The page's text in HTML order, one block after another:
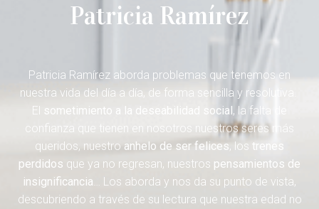
Patricia Ramírez
Patricia Ramírez aborda problemas que tenemos en
nuestra vida del día a día, de forma sencilla y resolutiva.
El sometimiento a la deseabilidad social, la falta de
confianza que tienen en nosotros nuestros seres más
queridos, nuestro anhelo de ser felices, los trenes
perdidos que ya no regresan, nuestros pensamientos de
insignificancia … Los aborda y nos da su punto de vista,
descubriendo a través de su lectura que nuestra edad no